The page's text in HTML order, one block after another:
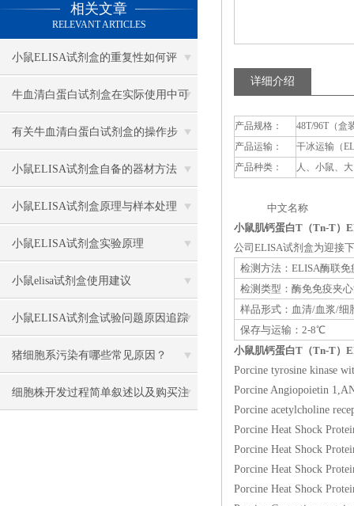
相关文章
RELEVANT ARTICLES
小鼠ELISA试剂盒的重复性如何评
估？
牛血清白蛋白试剂盒在实际使用中可
分为多种类型测定
有关牛血清白蛋白试剂盒的操作步
骤，以下有详细说明
小鼠ELISA试剂盒自备的器材方法
小鼠ELISA试剂盒原理与样本处理
小鼠ELISA试剂盒实验原理
小鼠elisa试剂盒使用建议
小鼠ELISA试剂盒试验问题原因追踪
猪细胞系污染有哪些常见原因？
细胞株开发过程简单叙述以及购买注
详细介绍
产品规格：
48T/96T（盒
产品运输：
干冰运输（
产品种类：
人、小鼠、
中文名称 英
小鼠肌钙蛋白T（Tn-T）
公司ELISA试剂盒为迎接
检测方法：ELISA酶联免
检测类型：酶免免疫夹
样品形式：血清/血浆/细
保存与运输：2-8℃
小鼠肌钙蛋白T（Tn-T）
Porcine tyrosine kinase
Porcine Angiopoietin
Porcine acetylcholine
Porcine Heat Shock
Porcine Heat Shock
Porcine Heat Shock
Porcine Heat Shock